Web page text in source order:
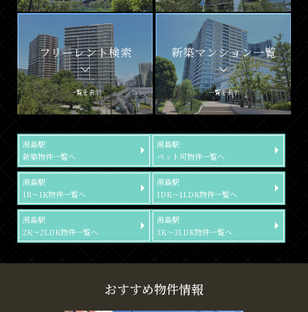
フリーレント検索
一覧を表示
新築マンション一覧
一覧を表示
湯島駅
新築物件一覧へ
湯島駅
ペット可物件一覧へ
湯島駅
1R～1K物件一覧へ
湯島駅
1DK～1LDK物件一覧へ
湯島駅
2K～2LDK物件一覧へ
湯島駅
3K～3LDK物件一覧へ
おすすめ物件情報